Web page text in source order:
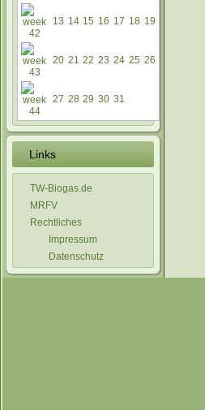
13 14 15 16 17 18 19
20 21 22 23 24 25 26
27 28 29 30 31
Links
TW-Biogas.de
MRFV
Rechtliches
Impressum
Datenschutz